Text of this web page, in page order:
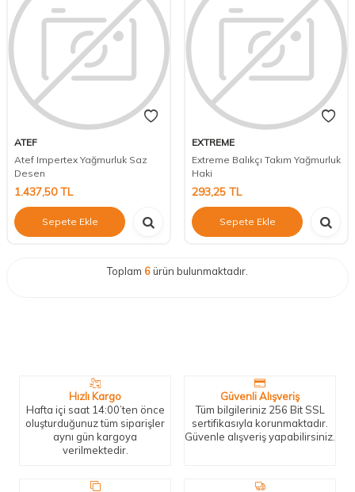
ATEF
Atef Impertex Yağmurluk Saz
Desen
1.437,50TL
Sepete Ekle
EXTREME
Extreme Balıkçı Takım Yağmurluk
Haki
293,25 TL
Sepete Ekle
Toplam 6ürün bulunmaktadır.
Hızlı Kargo
Hafta içi saat 14:00’ten önce
oluşturduğunuz tüm siparişler
aynı gün kargoya
verilmektedir.
Güvenli Alışveriş
Tüm bilgileriniz 256 Bit SSL
sertifikasıyla korunmaktadır.
Güvenle alışveriş yapabilirsiniz.